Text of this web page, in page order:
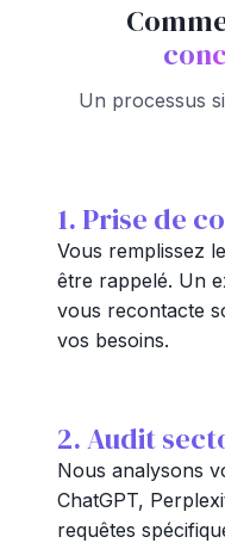
Un processus
1. Prise de
Vous remplissez
être rappelé. Un
vous recontacte
vos besoins.
2. Audit
Nous analysons
ChatGPT,
requêtes